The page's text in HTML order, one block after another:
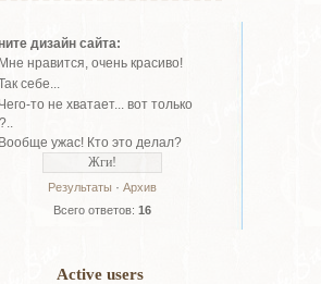
дизайн сайта:
Мне нравится, очень красиво!
себе...
Чего-то не хватает... вот только
Вообще ужас! Кто это делал?
Результаты · Архив
Всего ответов: 16
Active users